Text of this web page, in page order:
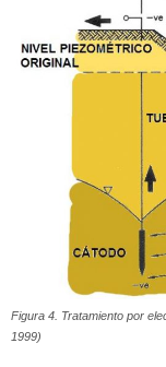
Figura 4. Tratamiento por
1999)